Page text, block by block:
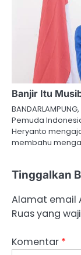
Banjir Itu
Pemuda
Heryanto
membahu
Tinggalkan
Alamat email
Ruas yang
Komentar *